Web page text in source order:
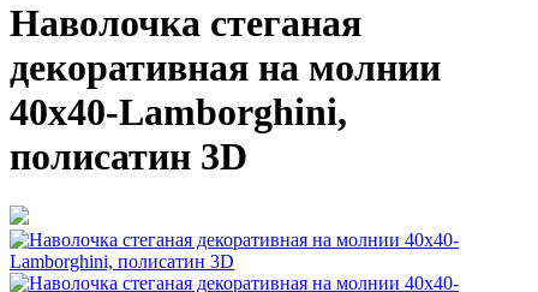
Наволочка стеганая
декоративная на молнии
40х40-Lamborghini,
полисатин 3D